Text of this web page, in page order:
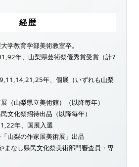
経歴
学教育学部美術教室卒。
年、山梨県芸術祭優秀賞受賞（計7
年、個展（いずれも山梨
山梨県立美術館）（以降毎年）
文化祭招待出品（以降毎年）
年、国展入選
山梨の作家展美術展」出品
まなし県民文化祭美術部門審査員・専